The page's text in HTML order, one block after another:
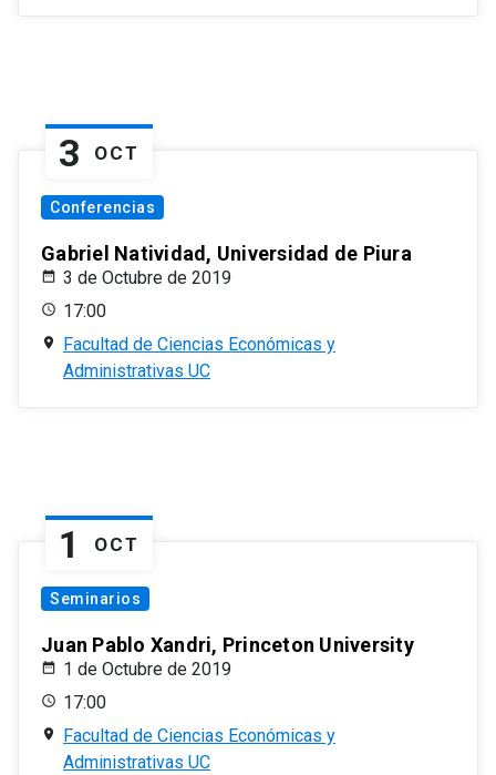
3 OCT
Conferencias
Gabriel Natividad, Universidad de Piura
3 de Octubre de 2019
17:00
Facultad de Ciencias Económicas y
Administrativas UC
1 OCT
Seminarios
Juan Pablo Xandri, Princeton University
1 de Octubre de 2019
17:00
Facultad de Ciencias Económicas y
Administrativas UC